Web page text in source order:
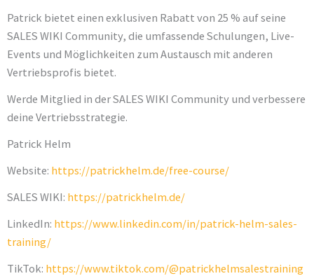
Patrick bietet einen exklusiven Rabatt von 25 % auf seine
SALES WIKI Community, die umfassende Schulungen, Live-
Events und Möglichkeiten zum Austausch mit anderen
Vertriebsprofis bietet.
Werde Mitglied in der SALES WIKI Community und verbessere
deine Vertriebsstrategie.
Patrick Helm
Website: https://patrickhelm.de/free-course/
SALES WIKI: https://patrickhelm.de/
LinkedIn: https://www.linkedin.com/in/patrick-helm-sales-
training/
TikTok: https://www.tiktok.com/@patrickhelmsalestraining